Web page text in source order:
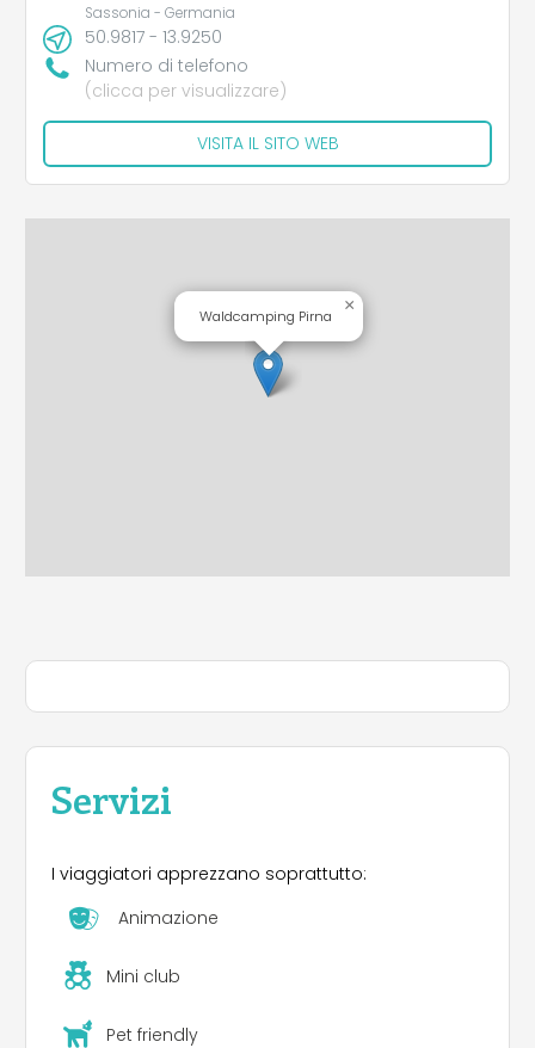
Servizi
I viaggiatori apprezzano soprattutto:
Animazione
Mini club
Pet friendly
Sassonia - Germania
50.9817 - 13.9250
Numero di telefono
(clicca per visualizzare)
VISITA IL SITO WEB
Waldcamping Pirna
×